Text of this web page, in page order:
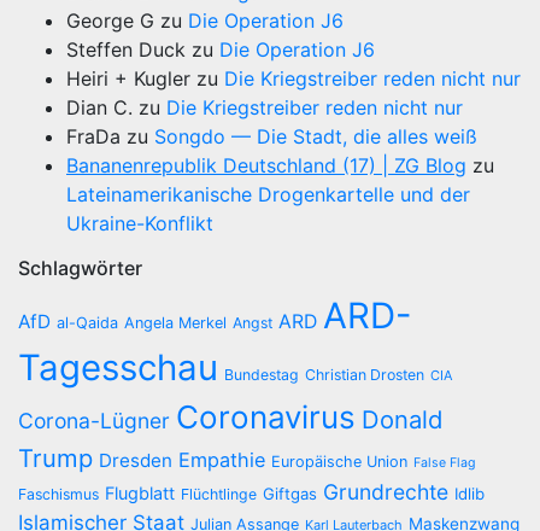
George G zu Die Operation J6
Steffen Duck zu Die Operation J6
Heiri + Kugler zu Die Kriegstreiber reden nicht nur
Dian C. zu Die Kriegstreiber reden nicht nur
FraDa zu Songdo — Die Stadt, die alles weiß
Bananenrepublik Deutschland (17) | ZG Blog zu
Lateinamerikanische Drogenkartelle und der
Ukraine-Konflikt
Schlagwörter
AfD al-Qaida Angela Merkel Angst ARD ARD-
Tagesschau Bundestag Christian Drosten CIA
Corona-Lügner Coronavirus Donald
Trump Dresden Empathie Europäische Union False Flag
Faschismus Flugblatt Flüchtlinge Giftgas Grundrechte Idlib
Islamischer Staat Julian Assange Karl Lauterbach Maskenzwang